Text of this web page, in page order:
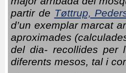
partir de Tøttrup,
d’un exemplar marcat
aproximades
del dia- recollides per
diferents mesos, tal i